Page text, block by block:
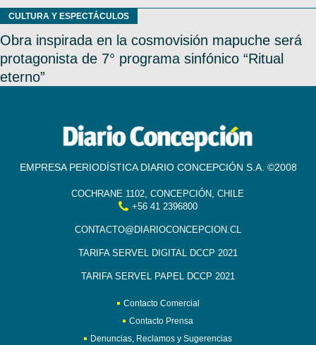
CULTURA Y ESPECTÁCULOS
Obra inspirada en la cosmovisión mapuche será
protagonista de 7° programa sinfónico “Ritual
eterno”
EMPRESA PERIODÍSTICA DIARIO CONCEPCIÓN S.A. ©2008
COCHRANE 1102, CONCEPCIÓN, CHILE
+56 41 2396800
CONTACTO@DIARIOCONCEPCION.CL
TARIFA SERVEL DIGITAL DCCP 2021
TARIFA SERVEL PAPEL DCCP 2021
Contacto Comercial
Contacto Prensa
Denuncias, Reclamos y Sugerencias